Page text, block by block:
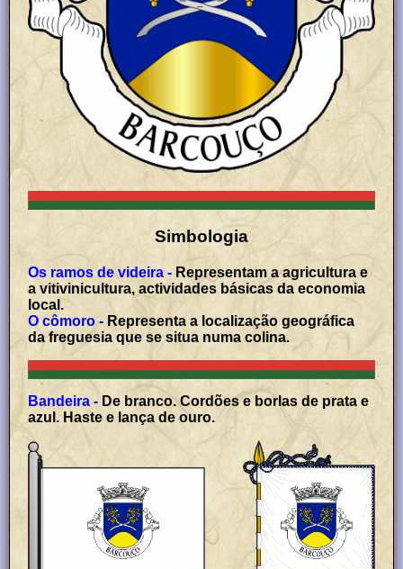
Simbologia
Os ramos de videira - Representam a agricultura e
a vitivinicultura, actividades básicas da economia
local.
O cômoro - Representa a localização geográfica
da freguesia que se situa numa colina.
Bandeira - De branco. Cordões e borlas de prata e
azul. Haste e lança de ouro.